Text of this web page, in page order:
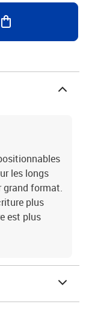
les longs
grand format.
plus
est plus